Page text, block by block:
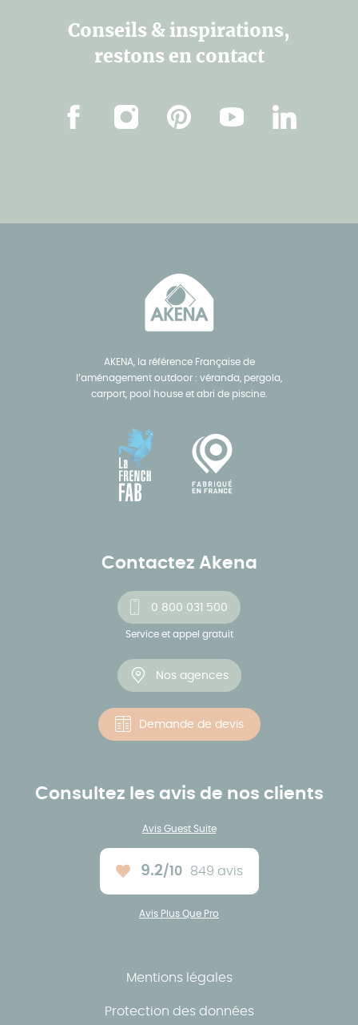
AKENA, la référence Française de
l’aménagement outdoor : véranda, pergola,
carport, pool house et abri de piscine.
Contactez Akena
0 800 031 500
Service et appel gratuit
Nos agences
Demande de devis
Consultez les avis de nos clients
Avis Guest Suite
Note moyenne :
9.2/10 849 avis
Avis Plus Que Pro
Conseils & inspirations,
restons en contact
FacebookInstagramPinterestYoutubeLinkedin
Mentions légales
Protection des données